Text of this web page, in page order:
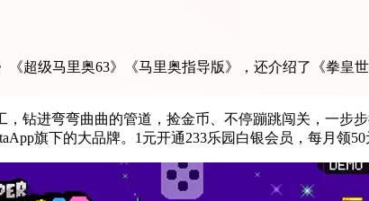
超级马里奥63》《马里奥指导版》，还介绍了《拳皇
钻进弯弯曲曲的管道，捡金币、不停蹦跳闯关，一步